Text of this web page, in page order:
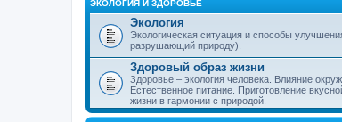
ЭКОЛОГИЯ И ЗДОРОВЬЕ
Экология
Экологическая ситуация и способы
разрушающий природу).
Здоровый образ жизни
Здоровье – экология человека. Влияние
Естественное питание. Приготовление
жизни в гармонии с природой.